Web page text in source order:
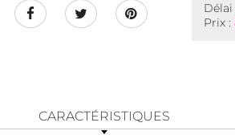
Prix :
CARACTÉRISTIQUES